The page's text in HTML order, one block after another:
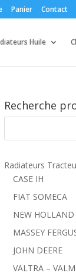
Panier Contact
Huile
Recherche
Radiateurs
CASE IH
FIAT SOMECA
NEW HOLLAND
MASSEY
JOHN DEERE
VALTRA –